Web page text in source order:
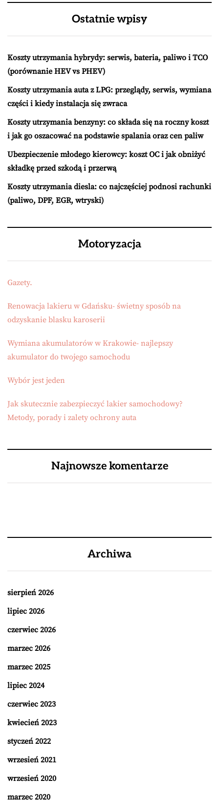
Ostatnie wpisy
Koszty utrzymania hybrydy: serwis, bateria, paliwo i TCO
(porównanie HEV vs PHEV)
Koszty utrzymania auta z LPG: przeglądy, serwis, wymiana
części i kiedy instalacja się zwraca
Koszty utrzymania benzyny: co składa się na roczny koszt
i jak go oszacować na podstawie spalania oraz cen paliw
Ubezpieczenie młodego kierowcy: koszt OC i jak obniżyć
składkę przed szkodą i przerwą
Koszty utrzymania diesla: co najczęściej podnosi rachunki
(paliwo, DPF, EGR, wtryski)
Motoryzacja
Gazety.
Renowacja lakieru w Gdańsku- świetny sposób na
odzyskanie blasku karoserii
Wymiana akumulatorów w Krakowie- najlepszy
akumulator do twojego samochodu
Wybór jest jeden
Jak skutecznie zabezpieczyć lakier samochodowy?
Metody, porady i zalety ochrony auta
Najnowsze komentarze
Archiwa
sierpień 2026
lipiec 2026
czerwiec 2026
marzec 2026
marzec 2025
lipiec 2024
czerwiec 2023
kwiecień 2023
styczeń 2022
wrzesień 2021
wrzesień 2020
marzec 2020